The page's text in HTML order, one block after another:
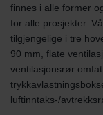
finnes i alle former
for alle prosjekter.
tilgjengelige i tre
90 mm, flate
ventilasjonsrør
luftinntaks-/